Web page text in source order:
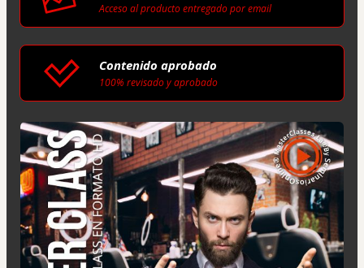
Acceso al producto entregado por email
Contenido aprobado
100% revisado y aprobado